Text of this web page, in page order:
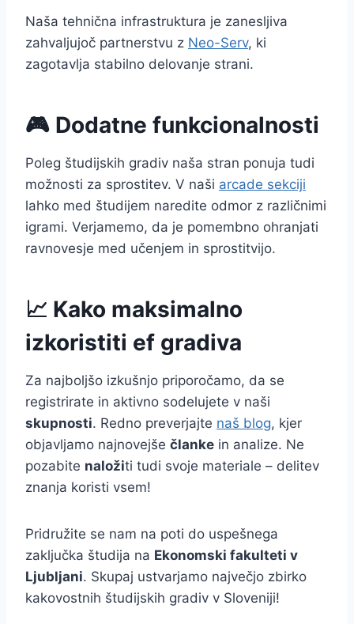
Naša tehnična infrastruktura je zanesljiva
zahvaljujoč partnerstvu z Neo-Serv, ki
zagotavlja stabilno delovanje strani.
🎮 Dodatne funkcionalnosti
Poleg študijskih gradiv naša stran ponuja tudi
možnosti za sprostitev. V naši arcade sekciji
lahko med študijem naredite odmor z različnimi
igrami. Verjamemo, da je pomembno ohranjati
ravnovesje med učenjem in sprostitvijo.
📈 Kako maksimalno
izkoristiti ef gradiva
Za najboljšo izkušnjo priporočamo, da se
registrirate in aktivno sodelujete v naši
skupnosti. Redno preverjajte naš blog, kjer
objavljamo najnovejše članke in analize. Ne
pozabite naložiti tudi svoje materiale – delitev
znanja koristi vsem!
Pridružite se nam na poti do uspešnega
zaključka študija na Ekonomski fakulteti v
Ljubljani. Skupaj ustvarjamo največjo zbirko
kakovostnih študijskih gradiv v Sloveniji!